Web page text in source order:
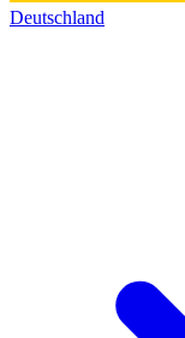
Deutschland